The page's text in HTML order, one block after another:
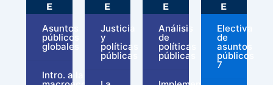
E
Asuntos
públicos
globales
Intro. a la
E
Justicia
y
políticas
públicas
E
Análisis
de
políticas
públicas
E
Electiva
de
asuntos
públicos
7